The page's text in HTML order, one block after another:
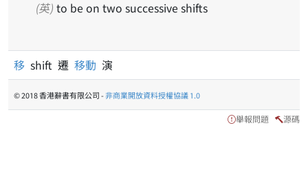
(英) to be on two successive shifts
移 shift 遷 移動 演
© 2018 香港辭書有限公司 -非商業開放資料授權協議 1.0
舉報問題 源碼